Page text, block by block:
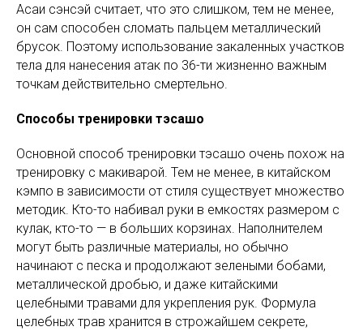
Асаи сэнсэй считает, что это слишком, тем не менее,
он сам способен сломать пальцем металлический
брусок. Поэтому использование закаленных участков
тела для нанесения атак по 36-ти жизненно важным
точкам действительно смертельно.
Способы тренировки тэсашо
Основной способ тренировки тэсашо очень похож на
тренировку с макиварой. Тем не менее, в китайском
кэмпо в зависимости от стиля существует множество
методик. Кто-то набивал руки в емкостях размером с
кулак, кто-то — в больших корзинах. Наполнителем
могут быть различные материалы, но обычно
начинают с песка и продолжают зелеными бобами,
металлической дробью, и даже китайскими
целебными травами для укрепления рук. Формула
целебных трав хранится в строжайшем секрете,